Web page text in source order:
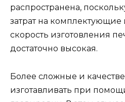
распространена,
затрат на комплектующие
скорость изготовления
достаточно высокая.
Более сложные и
изготавливать при